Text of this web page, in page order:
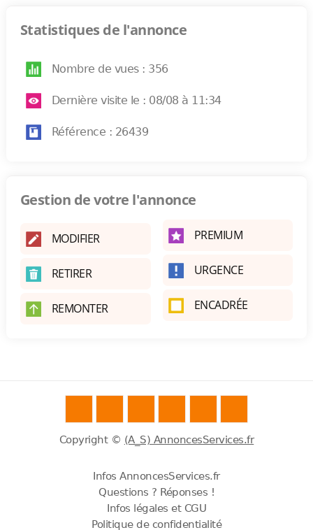
Statistiques de l'annonce
Nombre de vues : 356
Dernière visite le : 08/08 à 11:34
Référence : 26439
Gestion de votre l'annonce
MODIFIER
RETIRER
REMONTER
PREMIUM
URGENCE
ENCADRÉE
Copyright © (A_S) AnnoncesServices.fr
Infos AnnoncesServices.fr
Questions ? Réponses !
Infos légales et CGU
Politique de confidentialité